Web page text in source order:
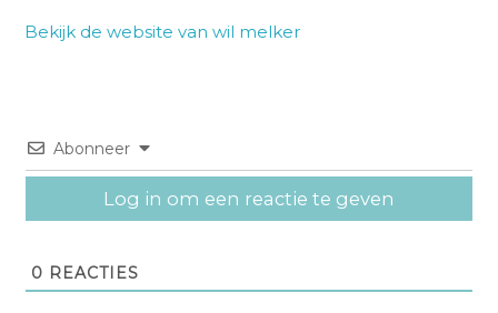
Bekijk de website van wil melker
Abonneer
Log in om een reactie te geven
0 REACTIES